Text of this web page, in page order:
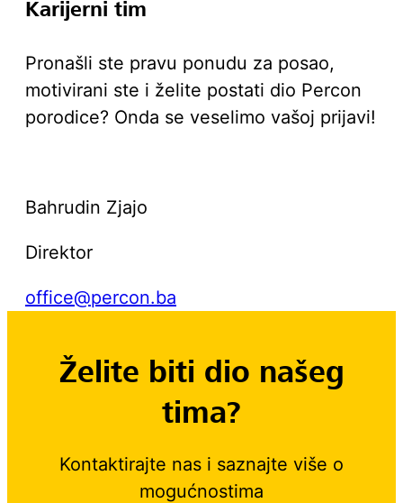
Karijerni tim
Pronašli ste pravu ponudu za posao,
motivirani ste i želite postati dio Percon
porodice? Onda se veselimo vašoj prijavi!
Bahrudin Zjajo
Direktor
office@percon.ba
Želite biti dio našeg
tima?
Kontaktirajte nas i saznajte više o
mogućnostima